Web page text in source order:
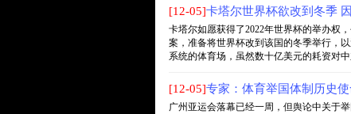
[12-05]卡塔尔世界杯欲改到冬季
卡塔尔如愿获得了2022年世界杯的举办权
案，准备将世界杯改到该国的冬季举行，
系统的体育场，虽然数十亿美元的耗资对
[12-05]专家：体育举国体制历史
广州亚运会落幕已经一周，但舆论中关于